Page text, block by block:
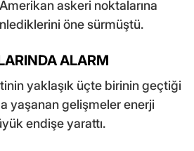
askeri noktalarına
öne sürmüştü.
ALARM
yaklaşık üçte birinin geçtiği
yaşanan gelişmeler enerji
endişe yarattı.